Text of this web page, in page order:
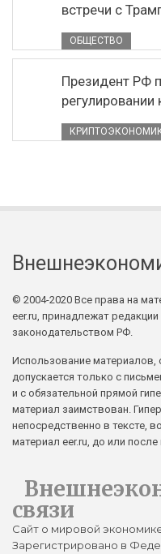
встречи с
ОБЩЕСТВО
Президент РФ
© 2004-2020 Все права на
eer.ru, принадлежат
законодательством РФ.
Использование материалов,
допускается только с
и с обязательной прямой
материал заимствован.
непосредственно в тексте,
материал eer.ru, до или
связи
Сайт о мировой
Зарегистрировано в